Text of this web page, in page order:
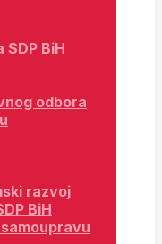
BiH
odbora
razvoj
BiH